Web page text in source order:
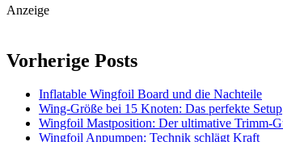
Anzeige
Vorherige Posts
Inflatable Wingfoil Board und die Nachteile
Wing-Größe bei 15 Knoten: Das perfekte Setup
Wingfoil Mastposition: Der ultimative Trimm-
Wingfoil Anpumpen: Technik schlägt Kraft